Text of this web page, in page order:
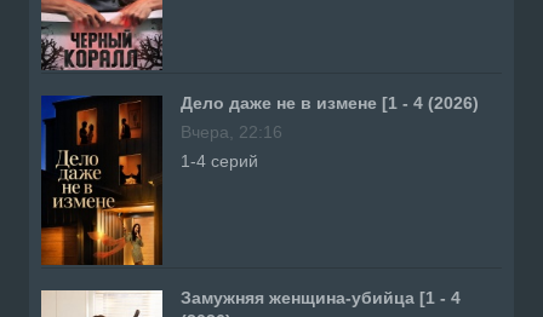
Дело даже не в измене [1 - 4 (2026)
Вчера, 22:16
1-4 серий
Замужняя женщина-убийца [1 - 4